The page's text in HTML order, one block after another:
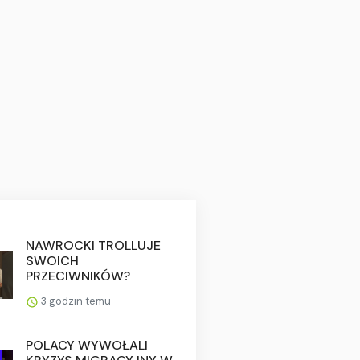
NAWROCKI TROLLUJE
SWOICH
PRZECIWNIKÓW?
3 godzin temu
POLACY WYWOŁALI